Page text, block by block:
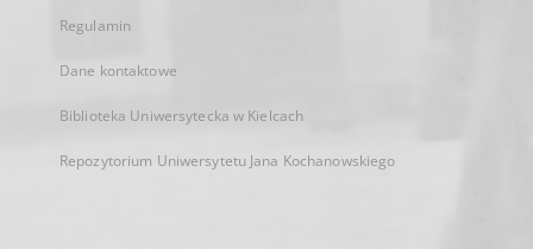
Regulamin
Dane kontaktowe
Biblioteka Uniwersytecka w Kielcach
Repozytorium Uniwersytetu Jana Kochanowskiego